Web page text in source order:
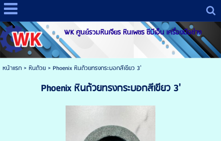
WK ศูนย์รวมหินเจียร หินเพชร ซีบีเอ็น เครื่องมือช่าง
หน้าแรก> หินถ้วย> Phoenix หินถ้วยทรงกระบอกสีเขียว 3'
Phoenix หินถ้วยทรงกระบอกสีเขียว 3'